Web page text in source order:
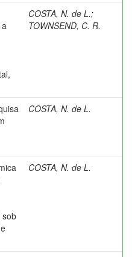
COSTA, N. de L.;
TOWNSEND, C. R.
COSTA, N. de L.
sob
COSTA, N. de L.